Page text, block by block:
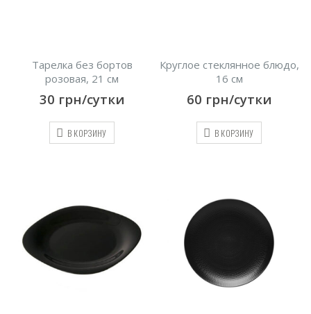
Тарелка без бортов
розовая, 21 см
30 грн/сутки
В КОРЗИНУ
Круглое стеклянное блюдо,
16 см
60 грн/сутки
В КОРЗИНУ